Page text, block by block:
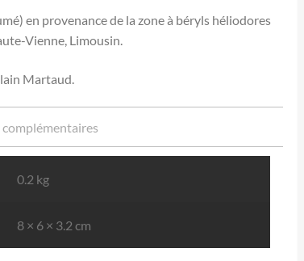
en provenance de la zone à béryls héliodores
Vienne, Limousin.
Martaud.
0.2 kg
8 × 6 × 3.2 cm